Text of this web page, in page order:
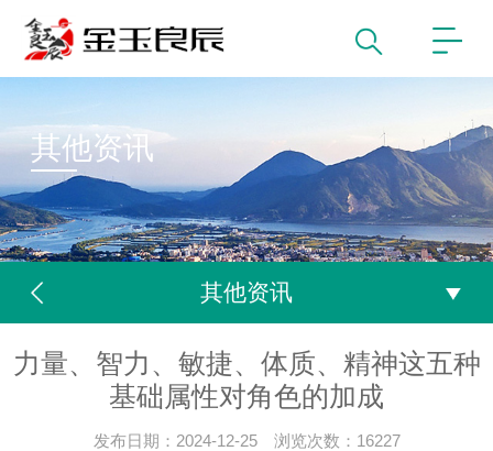
其他资讯
其他资讯
力量、智力、敏捷、体质、精神这五种
基础属性对角色的加成
发布日期：2024-12-25 浏览次数：16227